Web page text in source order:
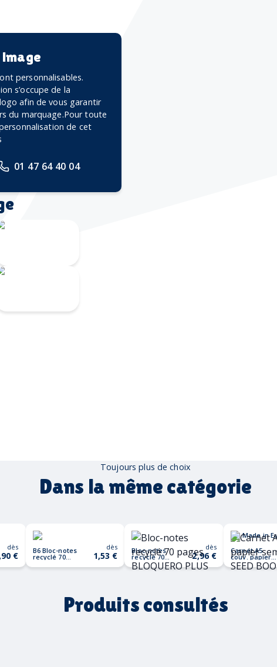
personnalisables.
s’occupe de la
afin de vous garantir
du marquage.Pour toute
de cet
01 47 64 40 04
Toujours plus de choix
Dans la même catégorie
dès
€ B6 Bloc-notes
recyclé 70
pages
BLOQUERO
dès
1,53 € Bloc-notes
recyclé 70
pages
BLOQUERO
dès
2,96 €
Made in
Carnet A5
couv. papier
semence
SEED BOOK
Produits consultés